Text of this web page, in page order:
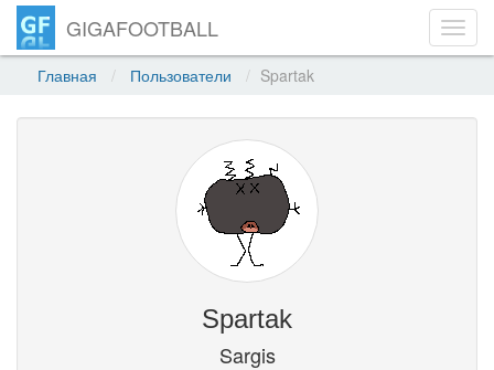
GIGAFOOTBALL
Главная Пользователи Spartak
Spartak
Sargis